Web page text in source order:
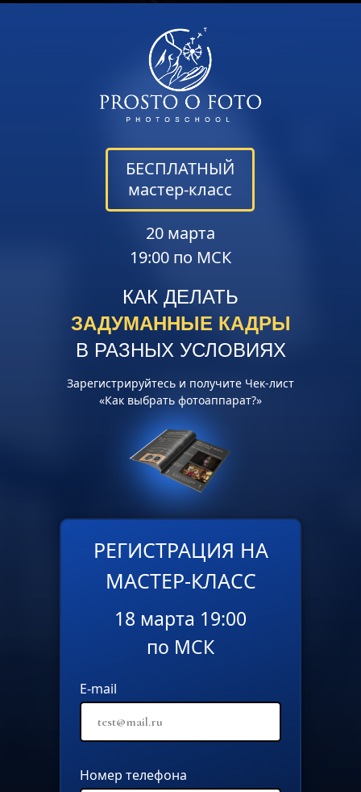
БЕСПЛАТНЫЙ
мастер-класс
20 марта
19:00 по МСК
КАК ДЕЛАТЬ
ЗАДУМАННЫЕ КАДРЫ
В РАЗНЫХ УСЛОВИЯХ
Зарегистрируйтесь и получите Чек-лист
«Как выбрать фотоаппарат?»
E-mail
Номер телефона
РЕГИСТРАЦИЯ НА
МАСТЕР-КЛАСС
18 марта 19:00
по МСК